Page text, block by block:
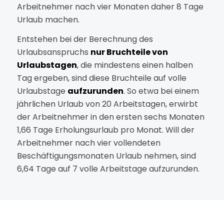
Arbeitnehmer nach vier Monaten daher 8 Tage
Urlaub machen.
Entstehen bei der Berechnung des
Urlaubsanspruchs nur Bruchteile von
Urlaubstagen, die mindestens einen halben
Tag ergeben, sind diese Bruchteile auf volle
Urlaubstage aufzurunden. So etwa bei einem
jährlichen Urlaub von 20 Arbeitstagen, erwirbt
der Arbeitnehmer in den ersten sechs Monaten
1,66 Tage Erholungsurlaub pro Monat. Will der
Arbeitnehmer nach vier vollendeten
Beschäftigungsmonaten Urlaub nehmen, sind
6,64 Tage auf 7 volle Arbeitstage aufzurunden.